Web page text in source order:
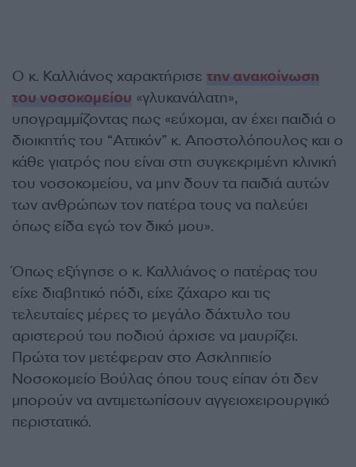
Ο κ. Καλλιάνος χαρακτήρισε την ανακοίνωση
του νοσοκομείου «γλυκανάλατη»,
υπογραμμίζοντας πως «εύχομαι, αν έχει παιδιά ο
διοικητής του “Αττικόν” κ. Αποστολόπουλος και ο
κάθε γιατρός που είναι στη συγκεκριμένη κλινική
του νοσοκομείου, να μην δουν τα παιδιά αυτών
των ανθρώπων τον πατέρα τους να παλεύει
όπως είδα εγώ τον δικό μου».
Όπως εξήγησε ο κ. Καλλιάνος ο πατέρας του
είχε διαβητικό πόδι, είχε ζάχαρο και τις
τελευταίες μέρες το μεγάλο δάχτυλο του
αριστερού του ποδιού άρχισε να μαυρίζει.
Πρώτα τον μετέφεραν στο Ασκληπιείο
Νοσοκομείο Βούλας όπου τους είπαν ότι δεν
μπορούν να αντιμετωπίσουν αγγειοχειρουργικό
περιστατικό.